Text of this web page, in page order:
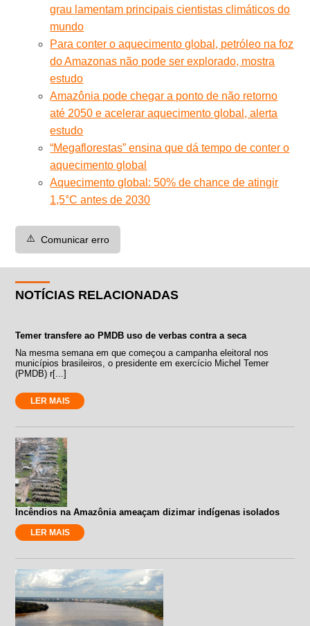
grau lamentam principais cientistas climáticos do
mundo
Para conter o aquecimento global, petróleo na foz
do Amazonas não pode ser explorado, mostra
estudo
Amazônia pode chegar a ponto de não retorno
até 2050 e acelerar aquecimento global, alerta
estudo
“Megaflorestas” ensina que dá tempo de conter o
aquecimento global
Aquecimento global: 50% de chance de atingir
1,5°C antes de 2030
⚠️ Comunicar erro
NOTÍCIAS RELACIONADAS
Temer transfere ao PMDB uso de verbas contra a seca
Na mesma semana em que começou a campanha eleitoral nos
municípios brasileiros, o presidente em exercício Michel Temer
(PMDB) r[...]
LER MAIS
Incêndios na Amazônia ameaçam dizimar indígenas isolados
LER MAIS